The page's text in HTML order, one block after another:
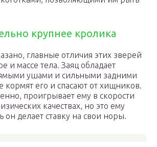
крупнее кролика
главные отличия этих зверей
и массе тела. Заяц обладает
ушами и сильными задними
кормят его и спасают от хищников.
проигрывает ему в скорости
качествах, но это ему
он делает ставку на свои норы.